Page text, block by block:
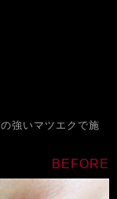
強いマツエクで施